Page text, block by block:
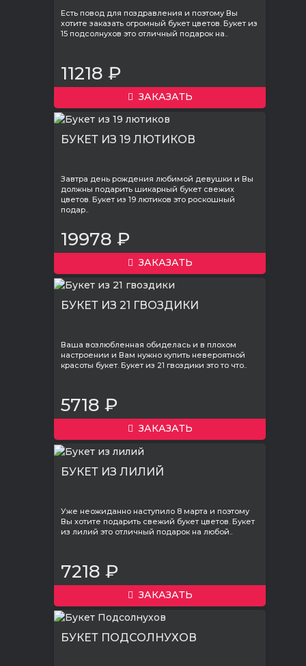
Есть повод для поздравления и поэтому Вы
хотите заказать огромный букет цветов. Букет из
15 подсолнухов это отличный подарок на..
11218 ₽
ЗАКАЗАТЬ
БУКЕТ ИЗ 19 ЛЮТИКОВ
Завтра день рождения любимой девушки и Вы
должны подарить шикарный букет свежих
цветов. Букет из 19 лютиков это роскошный
подар..
19978 ₽
ЗАКАЗАТЬ
БУКЕТ ИЗ 21 ГВОЗДИКИ
Ваша возлюбленная обиделась и в плохом
настроении и Вам нужно купить невероятной
красоты букет. Букет из 21 гвоздики это то что..
5718 ₽
ЗАКАЗАТЬ
БУКЕТ ИЗ ЛИЛИЙ
Уже неожиданно наступило 8 марта и поэтому
Вы хотите подарить свежий букет цветов. Букет
из лилий это отличный подарок на любой..
7218 ₽
ЗАКАЗАТЬ
БУКЕТ ПОДСОЛНУХОВ